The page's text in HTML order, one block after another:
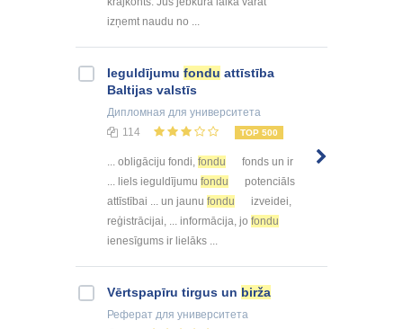
izņemt naudu no ...
Ieguldījumu fondu attīstība
Baltijas valstīs
Дипломная для университета
114
TOP 500
... obligāciju fondi, fondu
fonds un ir
... liels ieguldījumu fondu
potenciāls
attīstībai ... un jaunu fondu
izveidei,
reģistrācijai, ... informācija, jo fondu
ienesīgums ir lielāks ...
Vērtspapīru tirgus un birža
Реферат для университета